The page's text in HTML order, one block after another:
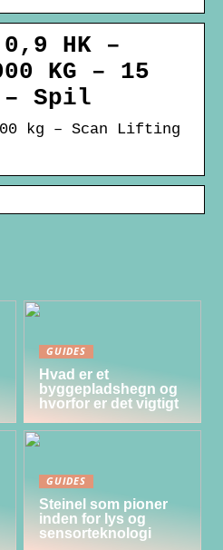
HK –
KG – 15
– Spil
kg – Scan Lifting
GUIDES
Hvad er et
byggepladshegn og
hvorfor er det vigtigt
GUIDES
Steinel som pioner
inden for lys og
sensorteknologi